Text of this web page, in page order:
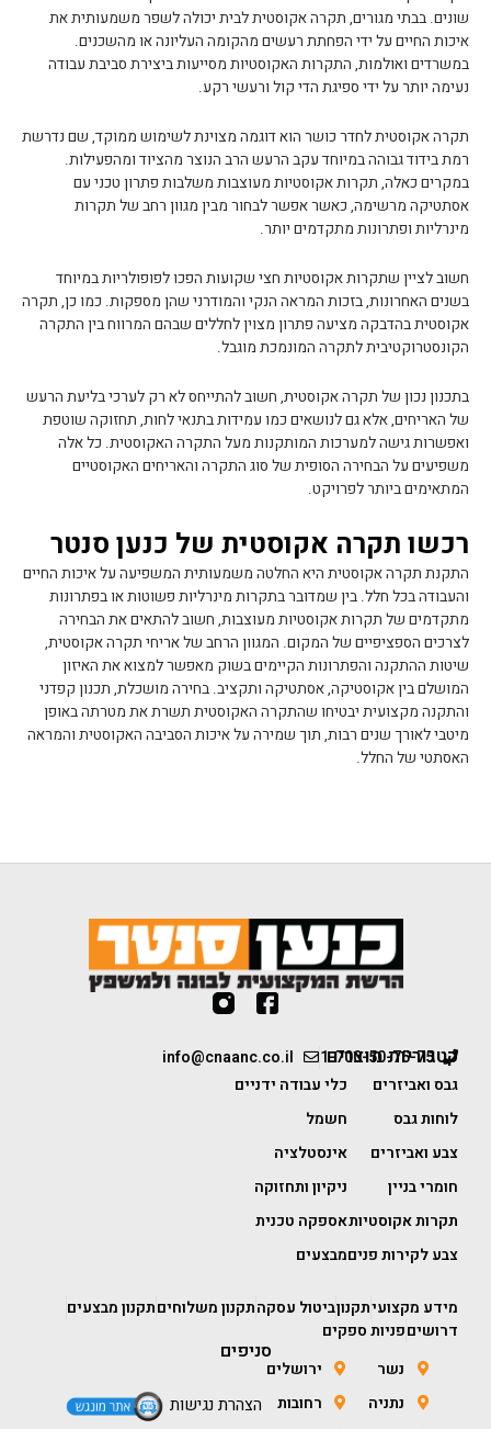
שונים. בבתי מגורים, תקרה אקוסטית לבית יכולה לשפר משמעותית את
איכות החיים על ידי הפחתת רעשים מהקומה העליונה או מהשכנים.
במשרדים ואולמות, התקרות האקוסטיות מסייעות ביצירת סביבת עבודה
נעימה יותר על ידי ספיגת הדי קול ורעשי רקע.
תקרה אקוסטית לחדר כושר הוא דוגמה מצוינת לשימוש ממוקד, שם נדרשת
רמת בידוד גבוהה במיוחד עקב הרעש הרב הנוצר מהציוד ומהפעילות.
במקרים כאלה, תקרות אקוסטיות מעוצבות משלבות פתרון טכני עם
אסתטיקה מרשימה, כאשר אפשר לבחור מבין מגוון רחב של תקרות
מינרליות ופתרונות מתקדמים יותר.
חשוב לציין שתקרות אקוסטיות חצי שקועות הפכו לפופולריות במיוחד
בשנים האחרונות, בזכות המראה הנקי והמודרני שהן מספקות. כמו כן, תקרה
אקוסטית בהדבקה מציעה פתרון מצוין לחללים שבהם המרווח בין התקרה
הקונסטרוקטיבית לתקרה המונמכת מוגבל.
בתכנון נכון של תקרה אקוסטית, חשוב להתייחס לא רק לערכי בליעת הרעש
של האריחים, אלא גם לנושאים כמו עמידות בתנאי לחות, תחזוקה שוטפת
ואפשרות גישה למערכות המותקנות מעל התקרה האקוסטית. כל אלה
משפיעים על הבחירה הסופית של סוג התקרה והאריחים האקוסטיים
המתאימים ביותר לפרויקט.
רכשו תקרה אקוסטית של כנען סנטר
התקנת תקרה אקוסטית היא החלטה משמעותית המשפיעה על איכות החיים
והעבודה בכל חלל. בין שמדובר בתקרות מינרליות פשוטות או בפתרונות
מתקדמים של תקרות אקוסטיות מעוצבות, חשוב להתאים את הבחירה
לצרכים הספציפיים של המקום. המגוון הרחב של אריחי תקרה אקוסטית,
שיטות ההתקנה והפתרונות הקיימים בשוק מאפשר למצוא את האיזון
המושלם בין אקוסטיקה, אסתטיקה ותקציב. בחירה מושכלת, תכנון קפדני
והתקנה מקצועית יבטיחו שהתקרה האקוסטית תשרת את מטרתה באופן
מיטבי לאורך שנים רבות, תוך שמירה על איכות הסביבה האקוסטית והמראה
האסתטי של החלל.
1-700-50-75-75
info@cnaanc.co.il קטגוריות מוצרים
גבס ואביזרים
לוחות גבס
צבע ואביזרים
חומרי בניין
תקרות אקוסטיות
צבע לקירות פנים
כלי עבודה ידניים
חשמל
אינסטלציה
ניקיון ותחזוקה
אספקה טכנית
מבצעים
מידע מקצועיתקנוןביטול עסקהתקנון משלוחיםתקנון מבצעים
דרושיםפניות ספקים
סניפים
נשר
נתניה
ירושלים
רחובות
הצהרת נגישות